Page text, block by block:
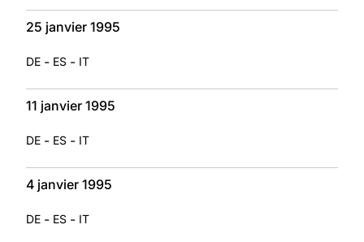
25 janvier 1995
DE - ES - IT
11 janvier 1995
DE - ES - IT
4 janvier 1995
DE - ES - IT